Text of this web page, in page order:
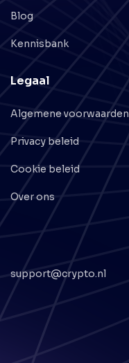
support@crypto.nl
Blog
Kennisbank
Legaal
Algemene voorwaarden
Privacy beleid
Cookie beleid
Over ons